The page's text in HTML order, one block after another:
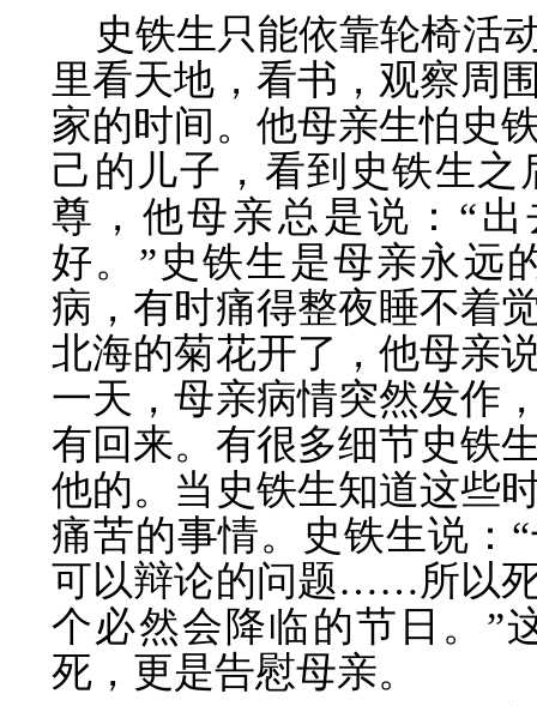
史铁生只能依靠轮椅活
里看天地，看书，观察周
家的时间。他母亲生怕史
己的儿子，看到史铁生
尊，他母亲总是说：“
好。”史铁生是母亲永远
病，有时痛得整夜睡不着
北海的菊花开了，他母亲
一天，母亲病情突然发作
有回来。有很多细节史铁
他的。当史铁生知道这些
痛苦的事情。史铁生说：
可以辩论的问题……所以
个必然会降临的节日。”
死，更是告慰母亲。